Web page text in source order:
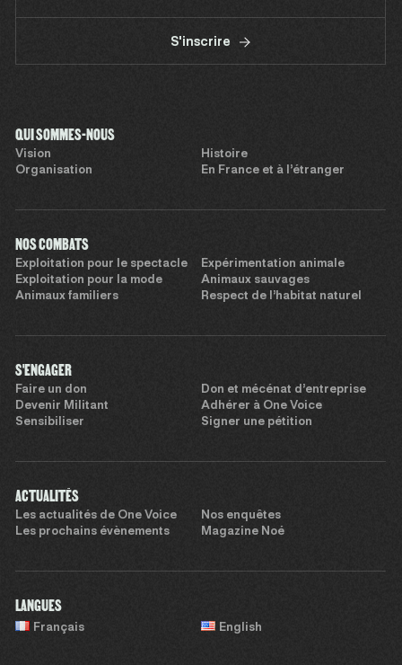
S'inscrire
QUI SOMMES-NOUS
Vision
Histoire
Organisation
En France et à l’étranger
NOS COMBATS
Exploitation pour le spectacle
Expérimentation animale
Exploitation pour la mode
Animaux sauvages
Animaux familiers
Respect de l’habitat naturel
S'ENGAGER
Faire un don
Don et mécénat d’entreprise
Devenir Militant
Adhérer à One Voice
Sensibiliser
Signer une pétition
ACTUALITÉS
Les actualités de One Voice
Nos enquêtes
Les prochains évènements
Magazine Noé
LANGUES
Français English